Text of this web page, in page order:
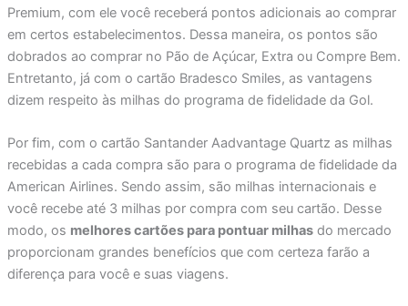
Premium, com ele você receberá pontos adicionais ao comprar
em certos estabelecimentos. Dessa maneira, os pontos são
dobrados ao comprar no Pão de Açúcar, Extra ou Compre Bem.
Entretanto, já com o cartão Bradesco Smiles, as vantagens
dizem respeito às milhas do programa de fidelidade da Gol.
Por fim, com o cartão Santander Aadvantage Quartz as milhas
recebidas a cada compra são para o programa de fidelidade da
American Airlines. Sendo assim, são milhas internacionais e
você recebe até 3 milhas por compra com seu cartão. Desse
modo, os melhores cartões para pontuar milhasdo mercado
proporcionam grandes benefícios que com certeza farão a
diferença para você e suas viagens.